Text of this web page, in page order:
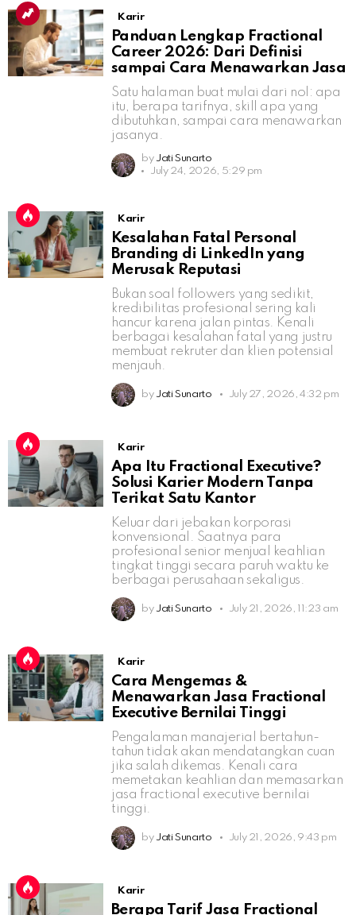
Karir
Panduan Lengkap Fractional
Career 2026: Dari Definisi
sampai Cara Menawarkan Jasa
Satu halaman buat mulai dari nol: apa
itu, berapa tarifnya, skill apa yang
dibutuhkan, sampai cara menawarkan
jasanya.
by Jati Sunarto
July 24, 2026, 5:29 pm
Karir
Kesalahan Fatal Personal
Branding di LinkedIn yang
Merusak Reputasi
Bukan soal followers yang sedikit,
kredibilitas profesional sering kali
hancur karena jalan pintas. Kenali
berbagai kesalahan fatal yang justru
membuat rekruter dan klien potensial
menjauh.
by Jati Sunarto July 27, 2026, 4:32 pm
Karir
Apa Itu Fractional Executive?
Solusi Karier Modern Tanpa
Terikat Satu Kantor
Keluar dari jebakan korporasi
konvensional. Saatnya para
profesional senior menjual keahlian
tingkat tinggi secara paruh waktu ke
berbagai perusahaan sekaligus.
by Jati Sunarto July 21, 2026, 11:23 am
Karir
Cara Mengemas &
Menawarkan Jasa Fractional
Executive Bernilai Tinggi
Pengalaman manajerial bertahun-
tahun tidak akan mendatangkan cuan
jika salah dikemas. Kenali cara
memetakan keahlian dan memasarkan
jasa fractional executive bernilai
tinggi.
by Jati Sunarto July 21, 2026, 9:43 pm
Karir
Berapa Tarif Jasa Fractional